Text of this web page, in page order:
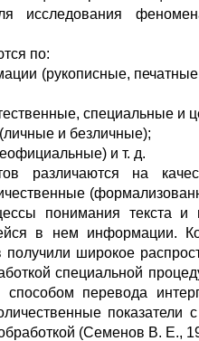
исследования
по:
(рукописные,
специальные и
и безличные);
и т. д.
различаются на
понимания текста и
в нем информации.
получили широкое
специальной
перевода
показатели
(Семенов В. Е.,